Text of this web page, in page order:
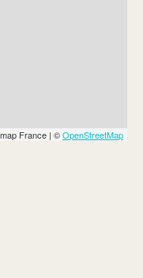
France | ©OpenStreetMap